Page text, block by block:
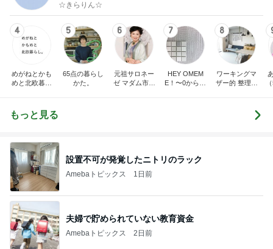
☆きらりん☆
4
めがねとかも
めと北欧暮ら
5
65点の暮らし
かた。
6
元祖サロネー
ゼ マダム市川
7
HEY OMEM
E！〜0からの
8
ワーキングマ
ザー的 整理収
もっと見る
設置不可が発覚したニトリのラック
Amebaトピックス 1日前
夫婦で貯められていない教育資金
Amebaトピックス 2日前